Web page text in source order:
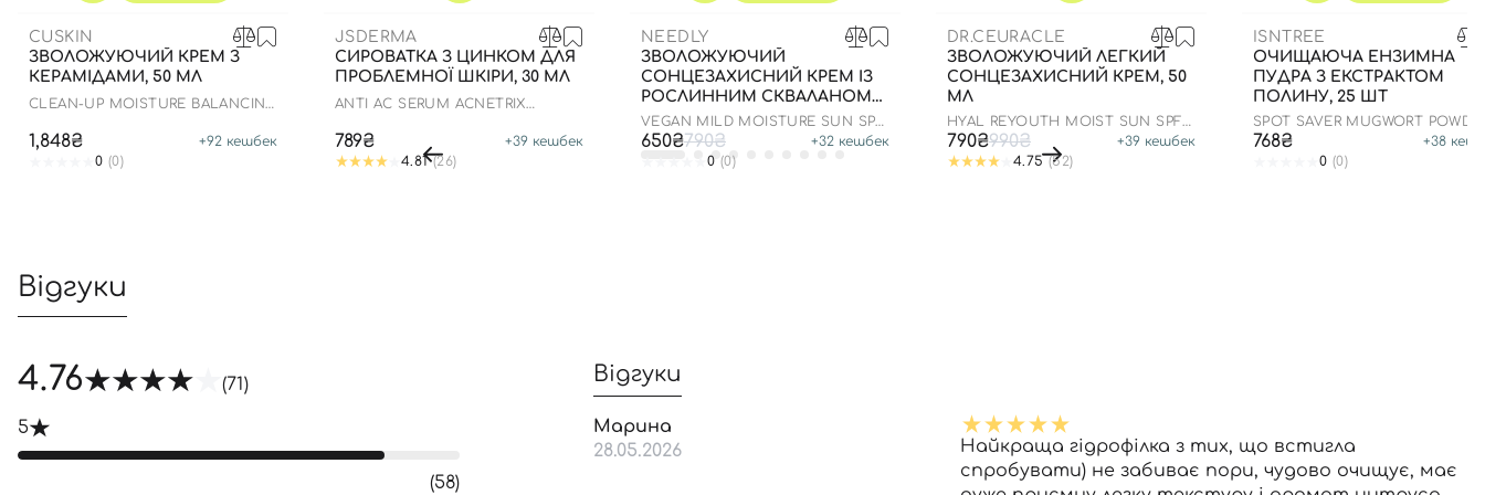
CUSKIN
ЗВОЛОЖУЮЧИЙ КРЕМ З
КЕРАМІДАМИ, 50 МЛ
CLEAN-UP MOISTURE BALANCING
1,848₴ +92 кешбек
0 (0)
JSDERMA
СИРОВАТКА З ЦИНКОМ ДЛЯ
ПРОБЛЕМНОЇ ШКІРИ, 30 МЛ
ANTI AC SERUM ACNETRIX
789₴ +39 кешбек
4.81(26)
NEEDLY
ЗВОЛОЖУЮЧИЙ
СОНЦЕЗАХИСНИЙ КРЕМ ІЗ
РОСЛИННИМ СКВАЛАНОМ
ДО 23.03.2027 50 МЛ
VEGAN MILD MOISTURE SUN SPF
50+ PA++++
650₴790₴ +32 кешбек
0 (0)
DR.CEURACLE
ЗВОЛОЖУЮЧИЙ ЛЕГКИЙ
СОНЦЕЗАХИСНИЙ КРЕМ, 50
МЛ
HYAL REYOUTH MOIST SUN SPF
50/PA++++
790₴990₴ +39 кешбек
4.75 (52)
ISNTREE
ОЧИЩАЮЧА ЕНЗИМНА
ПУДРА З ЕКСТРАКТОМ
ПОЛИНУ, 25 ШТ
SPOT SAVER MUGWORT
WASH
768₴ +38
0 (0)
Відгуки
4.76 (71)
5
(58)
Відгуки
Марина
28.05.2026
Найкраща гідрофілка з тих, що встигла
спробувати) не забиває пори, чудово очищує, має